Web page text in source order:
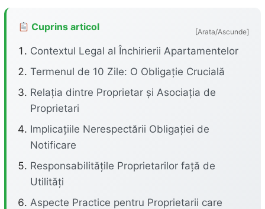
Cuprins articol [Arata/Ascunde]
Contextul Legal al Închirierii Apartamentelor
Termenul de 10 Zile: O Obligație Crucială
Relația dintre Proprietar și Asociația de
Proprietari
Implicațiile Nerespectării Obligației de
Notificare
Responsabilitățile Proprietarilor față de
Utilități
Aspecte Practice pentru Proprietarii care